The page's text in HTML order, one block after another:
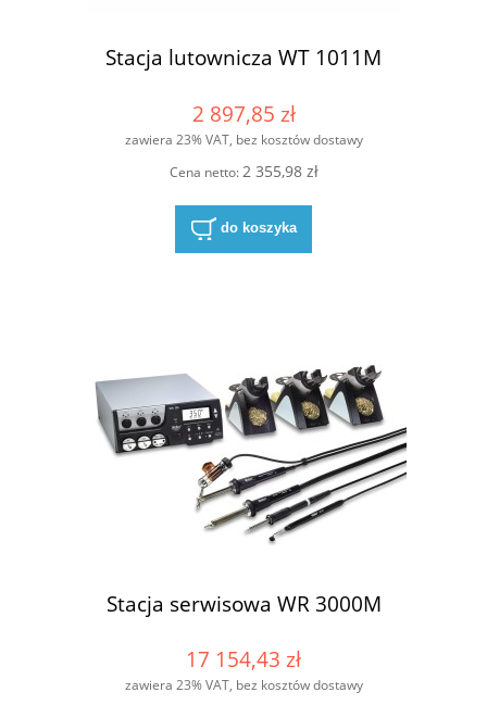
Stacja lutownicza WT 1011M
2 897,85 zł
zawiera 23% VAT, bez kosztów dostawy
Cena netto:2 355,98 zł
do koszyka
Stacja serwisowa WR 3000M
17 154,43 zł
zawiera 23% VAT, bez kosztów dostawy